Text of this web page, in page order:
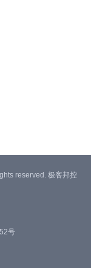
reserved. 极客邦控
号